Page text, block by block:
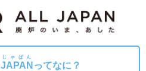
JAPAN
じゃぱん
ってなに？